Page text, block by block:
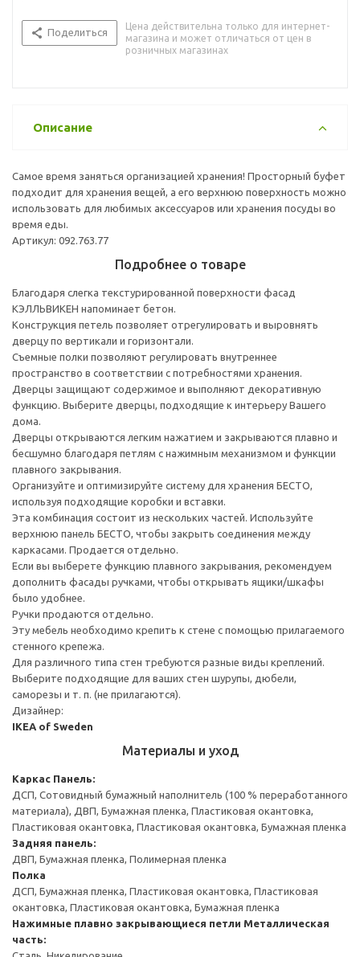
Поделиться
Цена действительна только для интернет-
магазина и может отличаться от цен в
розничных магазинах
Описание
Самое время заняться организацией хранения! Просторный буфет
подходит для хранения вещей, а его верхнюю поверхность можно
использовать для любимых аксессуаров или хранения посуды во
время еды.
Артикул: 092.763.77
Подробнее о товаре
Благодаря слегка текстурированной поверхности фасад
КЭЛЛЬВИКЕН напоминает бетон.
Конструкция петель позволяет отрегулировать и выровнять
дверцу по вертикали и горизонтали.
Съемные полки позволяют регулировать внутреннее
пространство в соответствии с потребностями хранения.
Дверцы защищают содержимое и выполняют декоративную
функцию. Выберите дверцы, подходящие к интерьеру Вашего
дома.
Дверцы открываются легким нажатием и закрываются плавно и
бесшумно благодаря петлям с нажимным механизмом и функции
плавного закрывания.
Организуйте и оптимизируйте систему для хранения БЕСТО,
используя подходящие коробки и вставки.
Эта комбинация состоит из нескольких частей. Используйте
верхнюю панель БЕСТО, чтобы закрыть соединения между
каркасами. Продается отдельно.
Если вы выберете функцию плавного закрывания, рекомендуем
дополнить фасады ручками, чтобы открывать ящики/шкафы
было удобнее.
Ручки продаются отдельно.
Эту мебель необходимо крепить к стене с помощью прилагаемого
стенного крепежа.
Для различного типа стен требуются разные виды креплений.
Выберите подходящие для ваших стен шурупы, дюбели,
саморезы и т. п. (не прилагаются).
Дизайнер:
IKEA of Sweden
Материалы и уход
Каркас Панель:
ДСП, Сотовидный бумажный наполнитель (100 % переработанного
материала), ДВП, Бумажная пленка, Пластиковая окантовка,
Пластиковая окантовка, Пластиковая окантовка, Бумажная пленка
Задняя панель:
ДВП, Бумажная пленка, Полимерная пленка
Полка
ДСП, Бумажная пленка, Пластиковая окантовка, Пластиковая
окантовка, Пластиковая окантовка, Бумажная пленка
Нажимные плавно закрывающиеся петли Металлическая
часть: